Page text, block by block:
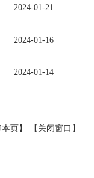
2024-01-21
2024-01-16
2024-01-14
本页】 【关闭窗口】